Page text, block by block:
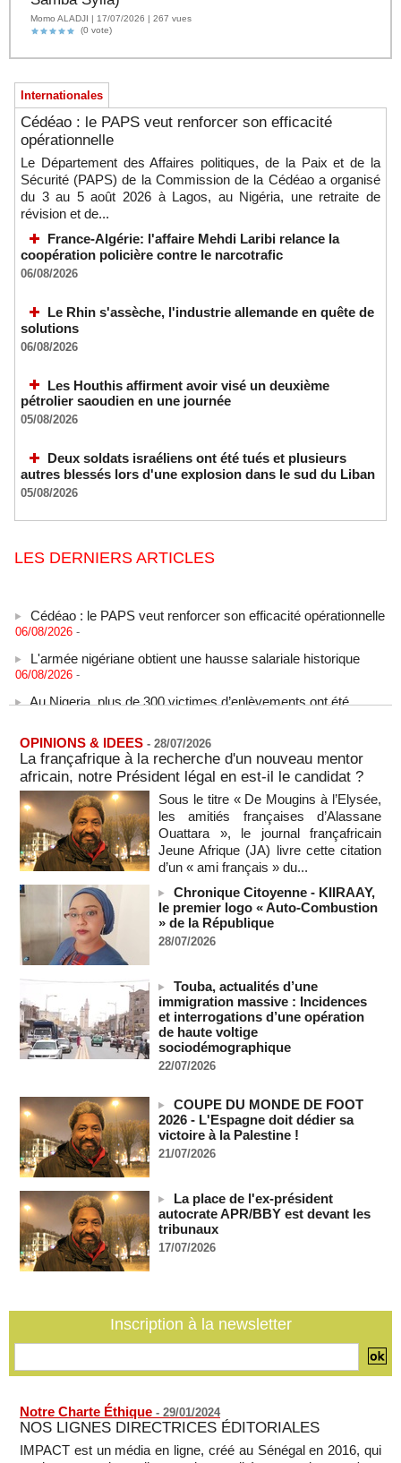
Momo ALADJI | 17/07/2026 | 267 vues
(0 vote)
Internationales
Cédéao : le PAPS veut renforcer son efficacité
opérationnelle
Le Département des Affaires politiques, de la Paix et de la
Sécurité (PAPS) de la Commission de la Cédéao a organisé
du 3 au 5 août 2026 à Lagos, au Nigéria, une retraite de
révision et de...
France-Algérie: l'affaire Mehdi Laribi relance la
coopération policière contre le narcotrafic
06/08/2026
Le Rhin s'assèche, l'industrie allemande en quête de
solutions
06/08/2026
Les Houthis affirment avoir visé un deuxième
pétrolier saoudien en une journée
05/08/2026
Deux soldats israéliens ont été tués et plusieurs
autres blessés lors d'une explosion dans le sud du Liban
05/08/2026
LES DERNIERS ARTICLES
06/08/2026
06/08/2026 -
libérées
Au Nigeria, plus de 300 victimes d’enlèvements ont été
libérées
06/08/2026 -
Soutenir l’intégrité de l’information à Sao Tomé-et-Principe à
l’approche des élections
06/08/2026 -
Taïwan bloque un pont stratégique lors de la simulation d'une
06/08/2026 -
Les Bourses mondiales suspendues au Moyen-Orient,
records en Europe
06/08/2026 -
Soudan du Sud : Les avocats de Riek Machar sollicitent un
accès à leur client avant la prochaine audience
06/08/2026
France-Algérie: l'affaire Mehdi Laribi relance la coopération
policière contre le narcotrafic
Guinée : l'absence du président Doumbouya ravive les
tensions politiques
06/08/2026 -
Bénin: le nouveau Sénat élit son premier président
06/08/2026 -
La Centrafrique et le Cameroun apaisent les tensions après
un incident frontalier
06/08/2026 -
Vu & Lu sur X - Donald Trump dans le piège à milliards de la
BBC
OPINIONS & IDEES - 28/07/2026
La françafrique à la recherche d'un nouveau mentor
africain, notre Président légal en est-il le candidat ?
Sous le titre « De Mougins à l’Elysée,
les amitiés françaises d’Alassane
Ouattara », le journal françafricain
Jeune Afrique (JA) livre cette citation
d’un « ami français » du...
Chronique Citoyenne - KIIRAAY,
le premier logo « Auto-Combustion
» de la République
28/07/2026
Touba, actualités d’une
immigration massive : Incidences
et interrogations d’une opération
de haute voltige
sociodémographique
22/07/2026
COUPE DU MONDE DE FOOT
2026 - L'Espagne doit dédier sa
victoire à la Palestine !
21/07/2026
La place de l'ex-président
autocrate APR/BBY est devant les
tribunaux
17/07/2026
Inscription à la newsletter
Notre Charte Éthique - 29/01/2024
NOS LIGNES DIRECTRICES ÉDITORIALES
IMPACT est un média en ligne, créé au Sénégal en 2016, qui